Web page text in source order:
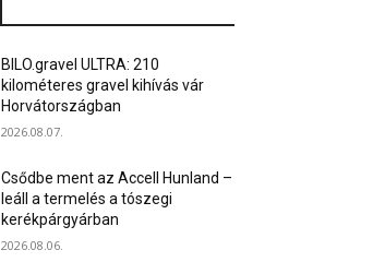
BILO.gravel ULTRA: 210
kilométeres gravel kihívás vár
Horvátországban
2026.08.07.
Csődbe ment az Accell Hunland –
leáll a termelés a tószegi
kerékpárgyárban
2026.08.06.